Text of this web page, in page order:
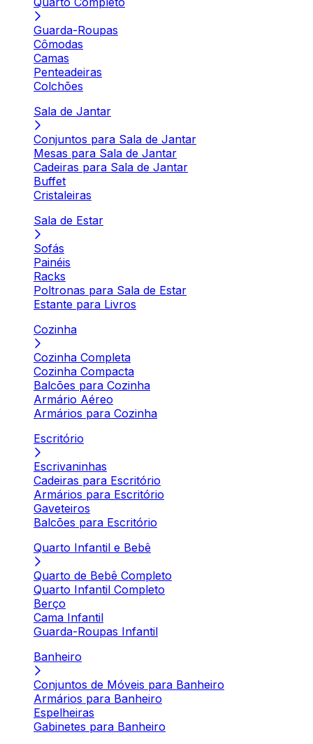
Guarda-Roupas
Cômodas
Camas
Penteadeiras
Colchões
Sala de Jantar
Conjuntos para Sala de Jantar
Mesas para Sala de Jantar
Cadeiras para Sala de Jantar
Buffet
Cristaleiras
Sala de Estar
Sofás
Painéis
Racks
Poltronas para Sala de Estar
Estante para Livros
Cozinha
Cozinha Completa
Cozinha Compacta
Balcões para Cozinha
Armário Aéreo
Armários para Cozinha
Escritório
Escrivaninhas
Cadeiras para Escritório
Armários para Escritório
Gaveteiros
Balcões para Escritório
Quarto Infantil e Bebê
Quarto de Bebê Completo
Quarto Infantil Completo
Berço
Cama Infantil
Guarda-Roupas Infantil
Banheiro
Conjuntos de Móveis para Banheiro
Armários para Banheiro
Espelheiras
Gabinetes para Banheiro